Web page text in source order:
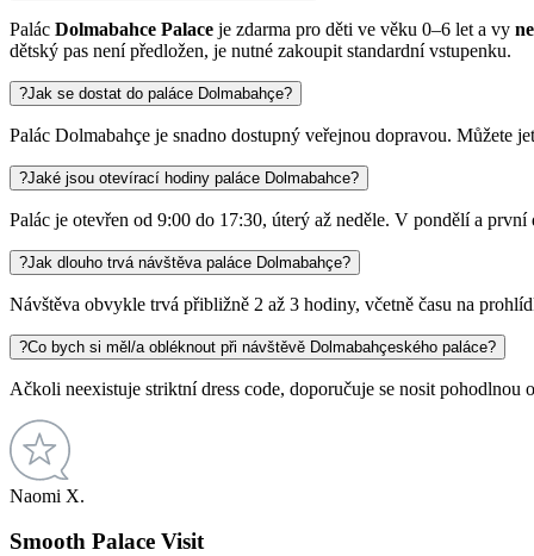
Palác Dolmabahce Palace je zdarma pro děti ve věku 0–6 let a vy
dětský pas není předložen, je nutné zakoupit standardní vstupenku.
?Jak se dostat do paláce Dolmabahçe?
Palác Dolmabahçe je snadno dostupný veřejnou dopravou. Můžete
?Jaké jsou otevírací hodiny paláce Dolmabahce?
Palác je otevřen od 9:00 do 17:30, úterý až neděle. V pondělí a
?Jak dlouho trvá návštěva paláce Dolmabahçe?
Návštěva obvykle trvá přibližně 2 až 3 hodiny, včetně času na
?Co bych si měl/a obléknout při návštěvě Dolmabahçeského paláce?
Ačkoli neexistuje striktní dress code, doporučuje se nosit
Naomi X.
Smooth Palace Visit